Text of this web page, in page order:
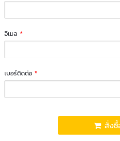
อีเมล*
เบอร์ติดต่อ*
สั่งซื้